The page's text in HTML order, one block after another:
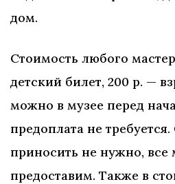
дом.
Стоимость любого
детский билет, 200 р. —
можно в музее перед
предоплата не
приносить не нужно,
предоставим. Также в